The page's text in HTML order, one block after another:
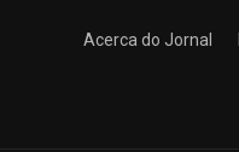
Acerca do Jornal